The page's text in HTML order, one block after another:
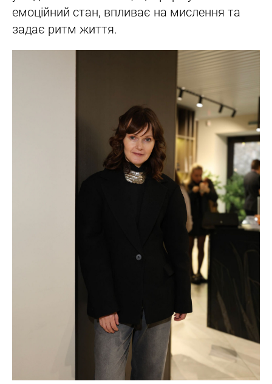
емоційний стан, впливає на мислення та
задає ритм життя.